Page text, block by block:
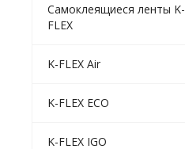
Самоклеящиеся ленты K-
FLEX
K-FLEX Air
K-FLEX ECO
K-FLEX IGO